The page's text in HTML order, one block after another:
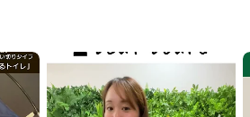
て簡単に取り外しができます
＊2
きているのか知りたい」とのご要望